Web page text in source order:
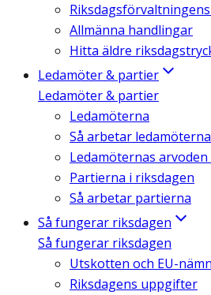
Allmänna handlingar
Hitta äldre
Ledamöter & partier
Ledamöter & partier
Ledamöterna
Så arbetar ledamöterna
Ledamöternas
Partierna i riksdagen
Så arbetar partierna
Så fungerar riksdagen
Så fungerar riksdagen
Utskotten och EU-
Riksdagens uppgifter